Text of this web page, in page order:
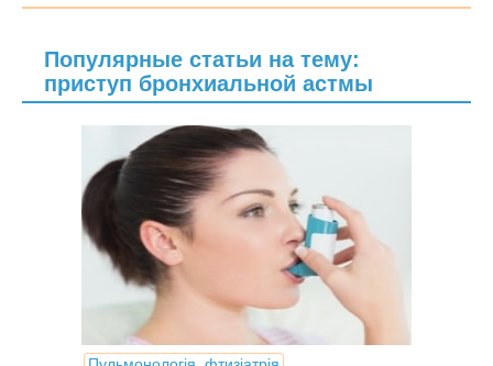
Популярные статьи на тему:
приступ бронхиальной астмы